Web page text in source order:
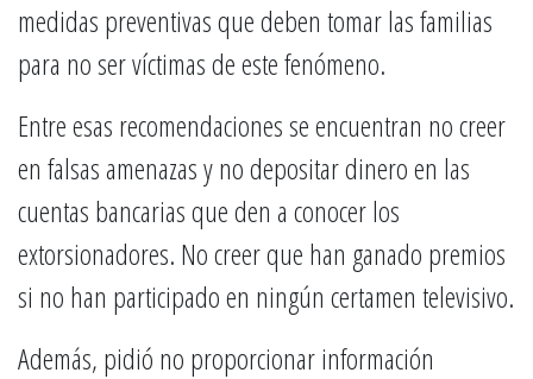
medidas preventivas que deben tomar las familias
para no ser víctimas de este fenómeno.
Entre esas recomendaciones se encuentran no creer
en falsas amenazas y no depositar dinero en las
cuentas bancarias que den a conocer los
extorsionadores. No creer que han ganado premios
si no han participado en ningún certamen televisivo.
Además, pidió no proporcionar información